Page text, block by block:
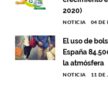
2020)
NOTICIA 04 DE
El uso de
España
la atmósfera
NOTICIA 11 DE